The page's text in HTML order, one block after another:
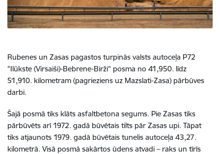
Rubenes un Zasas pagastos turpinās valsts autoceļa P72
"Ilūkste (Virsaiši)-Bebrene-Birži" posma no 41,950. līdz
51,910. kilometram (pagrieziens uz Mazslati-Zasa) pārbūves
darbi.
Šajā posmā tiks klāts asfaltbetona segums. Pie Zasas tiks
pārbūvēts arī 1972. gadā būvētais tilts pār Zasas upi. Tāpat
tiks atjaunots 1979. gadā būvētais tunelis autoceļa 43,27.
kilometrā. Visā posmā sakārtos ūdens atvadi – raks un tīrīs